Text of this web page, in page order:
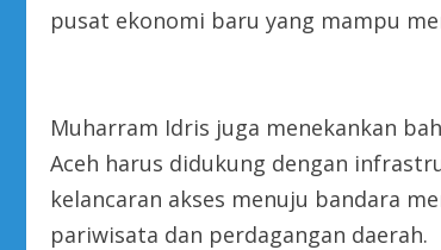
pusat ekonomi baru yang mampu
Muharram Idris juga menekankan
Aceh harus didukung dengan
kelancaran akses menuju bandara
pariwisata dan perdagangan daerah.